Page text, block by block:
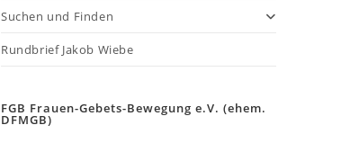
Suchen und Finden
Rundbrief Jakob Wiebe
FGB Frauen-Gebets-Bewegung e.V. (ehem.
DFMGB)